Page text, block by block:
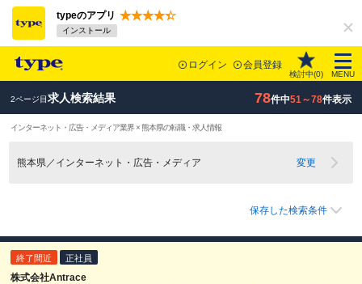
typeのアプリ
インストール
ログイン 会員登録
検討中(0) MENU
2ページ目求人検索結果 78件中51～78件表示
インターネット・広告・メディア業界 × 熊本県の転職・求人情報
熊本県／インターネット・広告・メディア 変更
保存した検索条件
終了間近 正社員
株式会社Antrace